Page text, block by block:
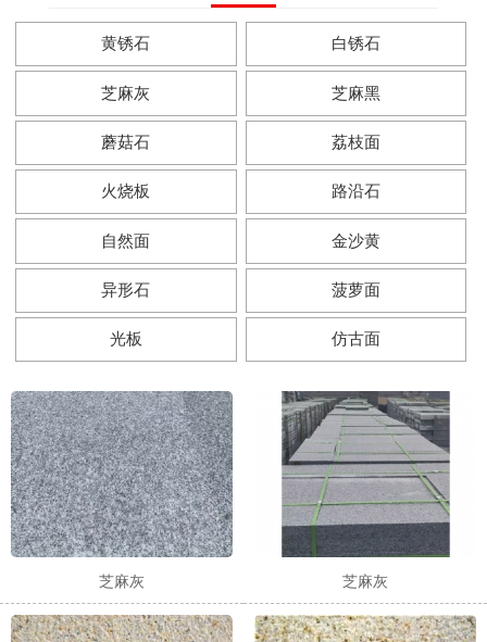
1 2 3
黄锈石 白锈石
芝麻灰 芝麻黑
蘑菇石 荔枝面
火烧板 路沿石
自然面 金沙黄
异形石 菠萝面
光板 仿古面
芝麻灰 芝麻灰